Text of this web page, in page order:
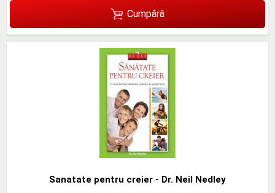
Cumpără
Sanatate pentru creier - Dr. Neil Nedley